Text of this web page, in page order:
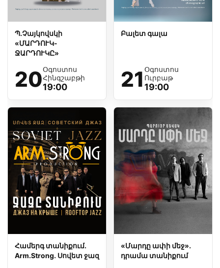
Պ.Չայկովսկի
«ՄԱՐԴՈՒԿ-
ՋԱՐԴՈՒԿԸ»
20Օգոստոս
Հինգշաբթի
19:00
Բալետ գալա
21 Օգոստոս
Ուրբաթ
19:00
Համերգ տանիքում.
Arm.Strong. Սովետ ջազ
«Մարդը ափի մեջ».
դրամա տանիքում